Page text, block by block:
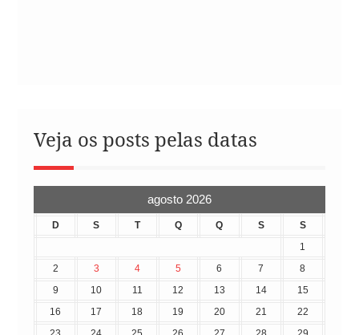
Veja os posts pelas datas
agosto 2026
D S T Q Q S
S
1
2
3 4 5 6 7
8
9
10 11 12 13 14
15
16
17 18 19 20 21
22